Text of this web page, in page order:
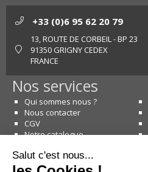
+33 (0)6 95 62 20 79
13, ROUTE DE CORBEIL - BP 23
91350 GRIGNY CEDEX
FRANCE
Nos services
Qui sommes nous ?
Nous contacter
CGV
Notre catalogue